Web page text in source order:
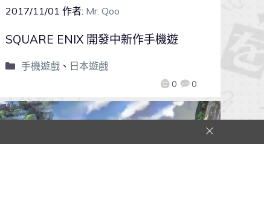
2017/11/01 作者: Mr. Qoo
0 0
SQUARE ENIX 開發中新作手機遊
手機遊戲、 日本遊戲